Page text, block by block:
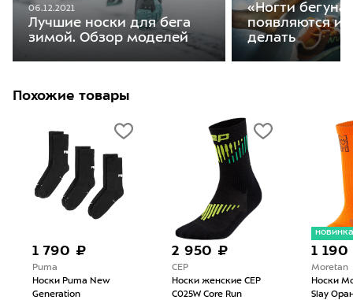
06.12.2021
Лучшие носки для бега
зимой. Обзор моделей
«Ногти
появляются и
делать
Похожие товары
1 790 ₽
Puma
Носки Puma New
Generation
2 950 ₽
CEP
Носки женские CEP
C025W Core Run
новинка
1
Moretan
Носки
Slay